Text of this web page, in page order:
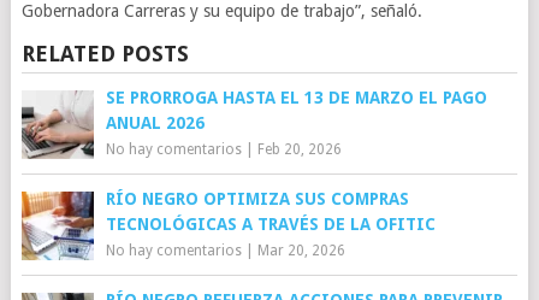
Gobernadora Carreras y su equipo de trabajo”, señaló.
RELATED POSTS
SE PRORROGA HASTA EL 13 DE MARZO EL PAGO
ANUAL 2026
No hay comentarios| Feb 20, 2026
RÍO NEGRO OPTIMIZA SUS COMPRAS
TECNOLÓGICAS A TRAVÉS DE LA OFITIC
No hay comentarios| Mar 20, 2026